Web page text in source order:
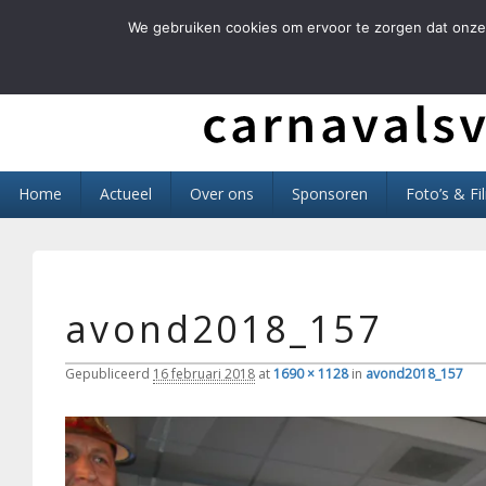
Carnavals Verain
anno 1959 va R.K.T.S.V.
menu
Home Actueel Over ons Sponsoren Foto’s &
avond2018_157
Gepubliceerd 16 februari 2018 at1690 × 1128in avond2018_157
We gebruiken cookies om ervoor te zorgen dat